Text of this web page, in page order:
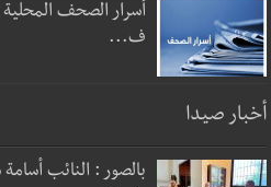
أسرار الصحف
ف...
أخبار صيدا
بالصور : النائب